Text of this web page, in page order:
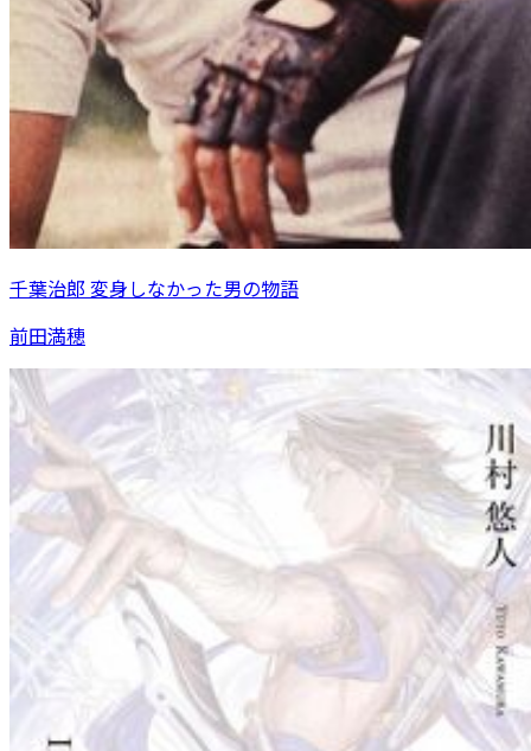
千葉治郎 変身しなかった男の物語
前田満穂